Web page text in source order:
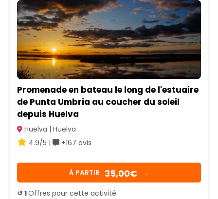
Promenade en bateau le long de l'estuaire
de Punta Umbria au coucher du soleil
depuis Huelva
Huelva | Huelva
4.9/5 |
+167 avis
Á PARTIR 35,00€ →
↺ 1Offres pour cette activité